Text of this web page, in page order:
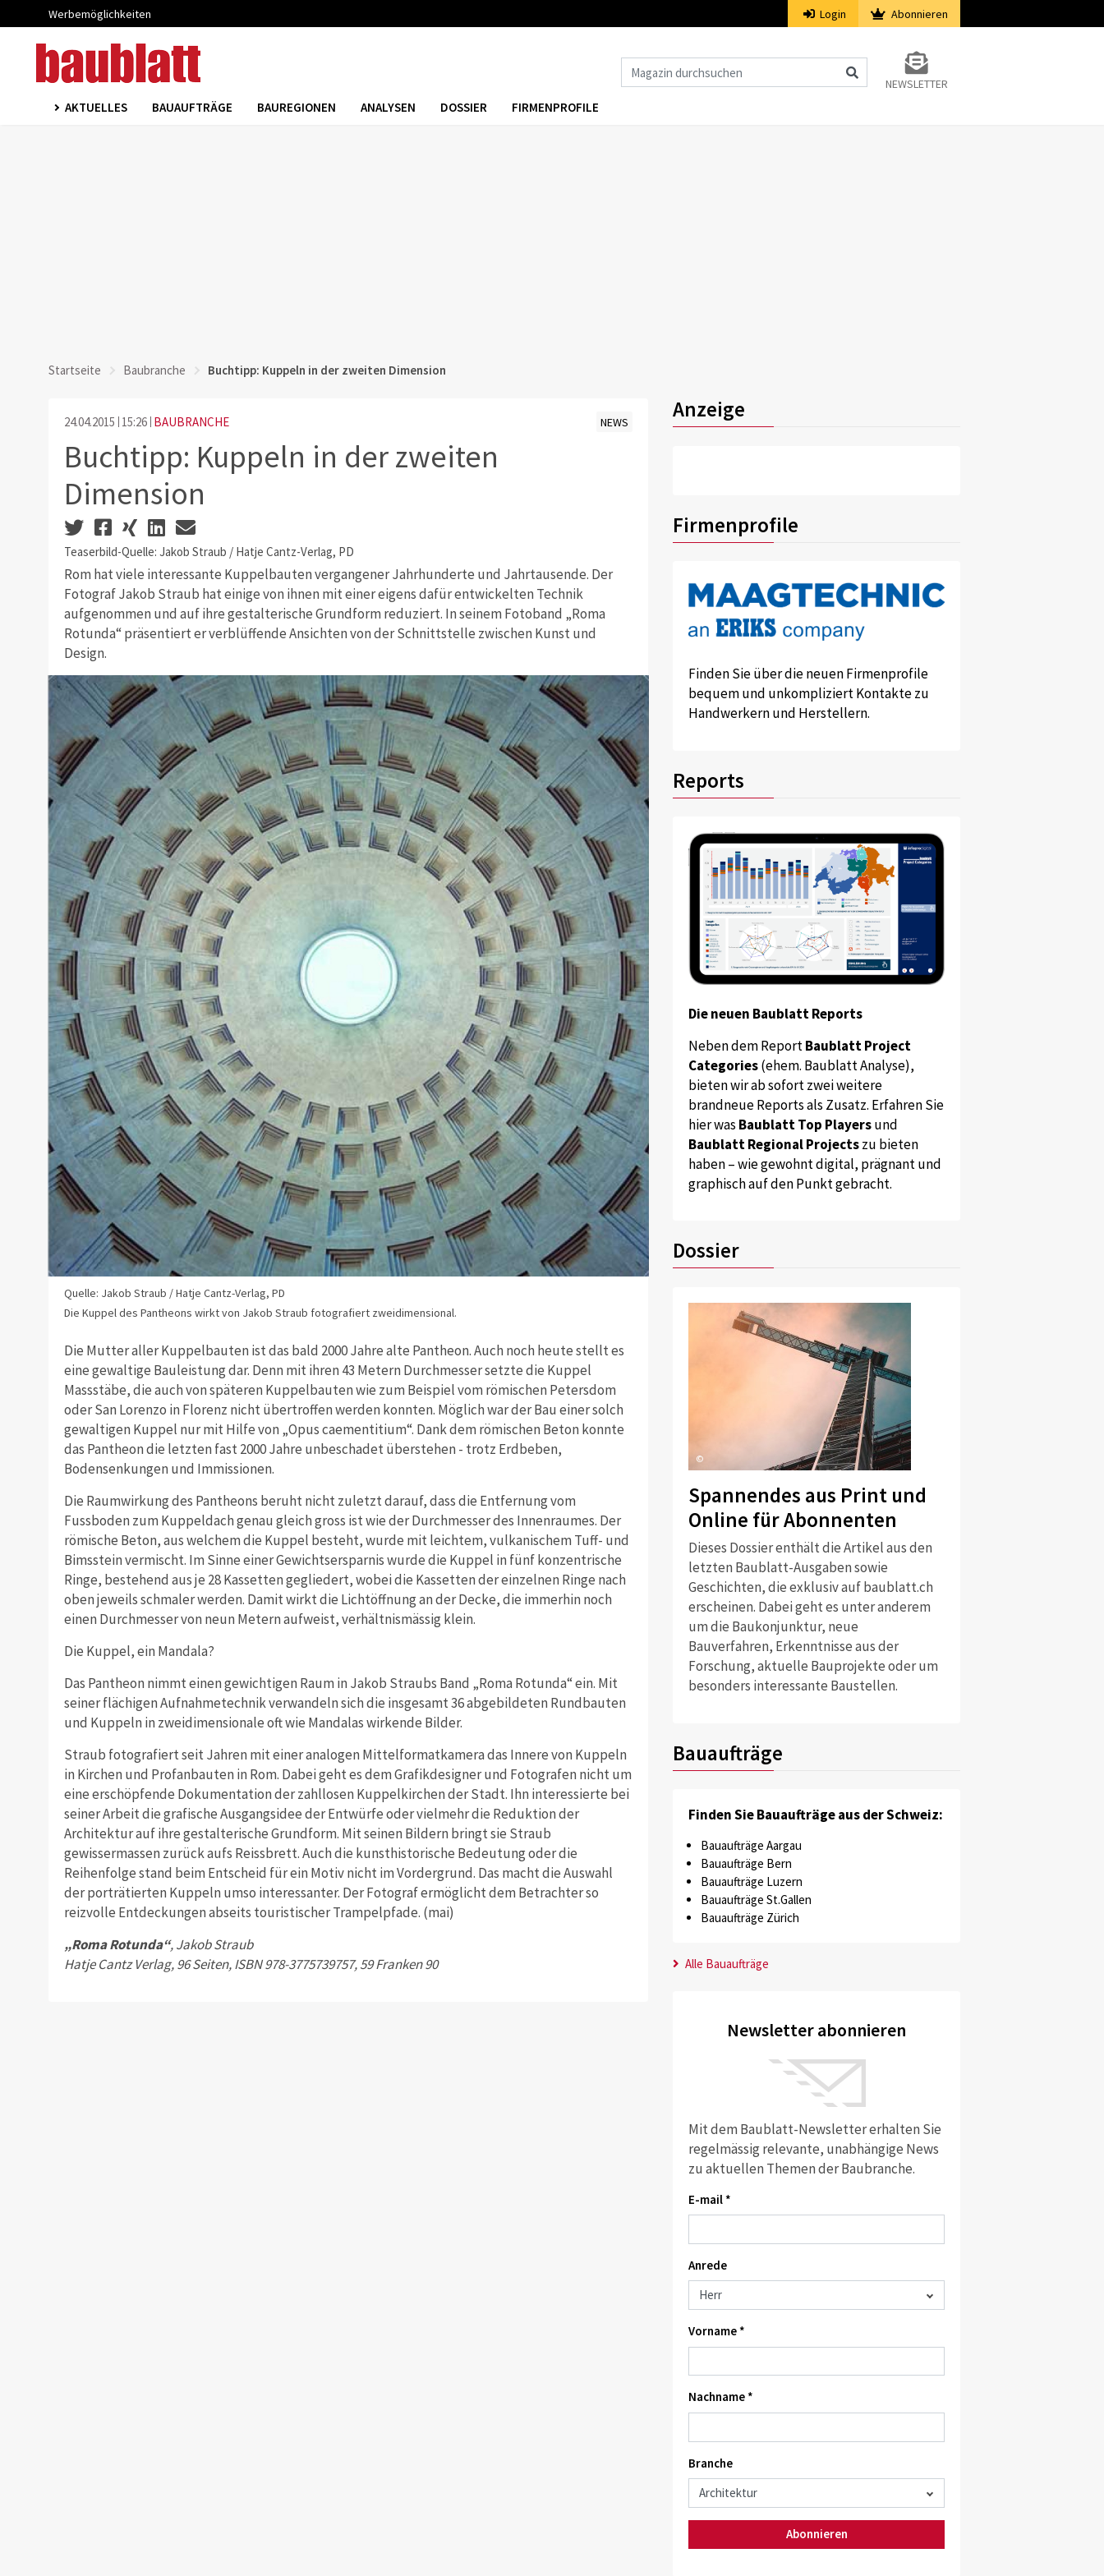
Werbemöglichkeiten Login Abonnieren
NEWSLETTER
AKTUELLES BAUAUFTRÄGE BAUREGIONEN ANALYSEN DOSSIER FIRMENPROFILE
Startseite Baubranche Buchtipp: Kuppeln in der zweiten Dimension
24.04.2015 15:26 BAUBRANCHE NEWS
Buchtipp: Kuppeln in der zweiten
Dimension
Teaserbild-Quelle: Jakob Straub / Hatje Cantz-Verlag, PD
Rom hat viele interessante Kuppelbauten vergangener Jahrhunderte und Jahrtausende. Der
Fotograf Jakob Straub hat einige von ihnen mit einer eigens dafür entwickelten Technik
aufgenommen und auf ihre gestalterische Grundform reduziert. In seinem Fotoband „Roma
Rotunda“ präsentiert er verblüffende Ansichten von der Schnittstelle zwischen Kunst und
Design.
Quelle: Jakob Straub / Hatje Cantz-Verlag, PD
Die Kuppel des Pantheons wirkt von Jakob Straub fotografiert zweidimensional.
Die Mutter aller Kuppelbauten ist das bald 2000 Jahre alte Pantheon. Auch noch heute stellt es
eine gewaltige Bauleistung dar. Denn mit ihren 43 Metern Durchmesser setzte die Kuppel
Massstäbe, die auch von späteren Kuppelbauten wie zum Beispiel vom römischen Petersdom
oder San Lorenzo in Florenz nicht übertroffen werden konnten. Möglich war der Bau einer solch
gewaltigen Kuppel nur mit Hilfe von „Opus caementitium“. Dank dem römischen Beton konnte
das Pantheon die letzten fast 2000 Jahre unbeschadet überstehen - trotz Erdbeben,
Bodensenkungen und Immissionen.
Die Raumwirkung des Pantheons beruht nicht zuletzt darauf, dass die Entfernung vom
Fussboden zum Kuppeldach genau gleich gross ist wie der Durchmesser des Innenraumes. Der
römische Beton, aus welchem die Kuppel besteht, wurde mit leichtem, vulkanischem Tuff- und
Bimsstein vermischt. Im Sinne einer Gewichtsersparnis wurde die Kuppel in fünf konzentrische
Ringe, bestehend aus je 28 Kassetten gegliedert, wobei die Kassetten der einzelnen Ringe nach
oben jeweils schmaler werden. Damit wirkt die Lichtöffnung an der Decke, die immerhin noch
einen Durchmesser von neun Metern aufweist, verhältnismässig klein.
Die Kuppel, ein Mandala?
Das Pantheon nimmt einen gewichtigen Raum in Jakob Straubs Band „Roma Rotunda“ ein. Mit
seiner flächigen Aufnahmetechnik verwandeln sich die insgesamt 36 abgebildeten Rundbauten
und Kuppeln in zweidimensionale oft wie Mandalas wirkende Bilder.
Straub fotografiert seit Jahren mit einer analogen Mittelformatkamera das Innere von Kuppeln
in Kirchen und Profanbauten in Rom. Dabei geht es dem Grafikdesigner und Fotografen nicht um
eine erschöpfende Dokumentation der zahllosen Kuppelkirchen der Stadt. Ihn interessierte bei
seiner Arbeit die grafische Ausgangsidee der Entwürfe oder vielmehr die Reduktion der
Architektur auf ihre gestalterische Grundform. Mit seinen Bildern bringt sie Straub
gewissermassen zurück aufs Reissbrett. Auch die kunsthistorische Bedeutung oder die
Reihenfolge stand beim Entscheid für ein Motiv nicht im Vordergrund. Das macht die Auswahl
der porträtierten Kuppeln umso interessanter. Der Fotograf ermöglicht dem Betrachter so
reizvolle Entdeckungen abseits touristischer Trampelpfade. (mai)
„Roma Rotunda“, Jakob Straub
Hatje Cantz Verlag, 96 Seiten, ISBN 978-3775739757, 59 Franken 90
Anzeige
Firmenprofile
Finden Sie über die neuen Firmenprofile
bequem und unkompliziert Kontakte zu
Handwerkern und Herstellern.
Reports
Die neuen Baublatt Reports
Neben dem ReportBaublatt Project
Categories(ehem. Baublatt Analyse),
bieten wir ab sofort zwei weitere
brandneue Reports als Zusatz. Erfahren Sie
hier was Baublatt Top Playersund
Baublatt Regional Projectszu bieten
haben – wie gewohnt digital, prägnant und
graphisch auf den Punkt gebracht.
Dossier
©
Spannendes aus Print und
Online für Abonnenten
Dieses Dossier enthält die Artikel aus den
letzten Baublatt-Ausgaben sowie
Geschichten, die exklusiv auf baublatt.ch
erscheinen. Dabei geht es unter anderem
um die Baukonjunktur, neue
Bauverfahren, Erkenntnisse aus der
Forschung, aktuelle Bauprojekte oder um
besonders interessante Baustellen.
Bauaufträge
Finden Sie Bauaufträge aus der Schweiz:
Bauaufträge Aargau
Bauaufträge Bern
Bauaufträge Luzern
Bauaufträge St.Gallen
Bauaufträge Zürich
Alle Bauaufträge
Newsletter abonnieren
Mit dem Baublatt-Newsletter erhalten Sie
regelmässig relevante, unabhängige News
zu aktuellen Themen der Baubranche.
E-mail *
Anrede
Vorname *
Nachname *
Branche
Abonnieren